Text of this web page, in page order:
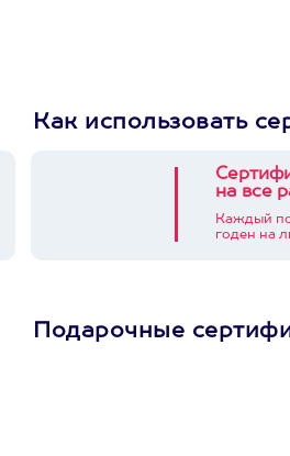
Как использовать
на все
Каждый
годен на
Подарочные